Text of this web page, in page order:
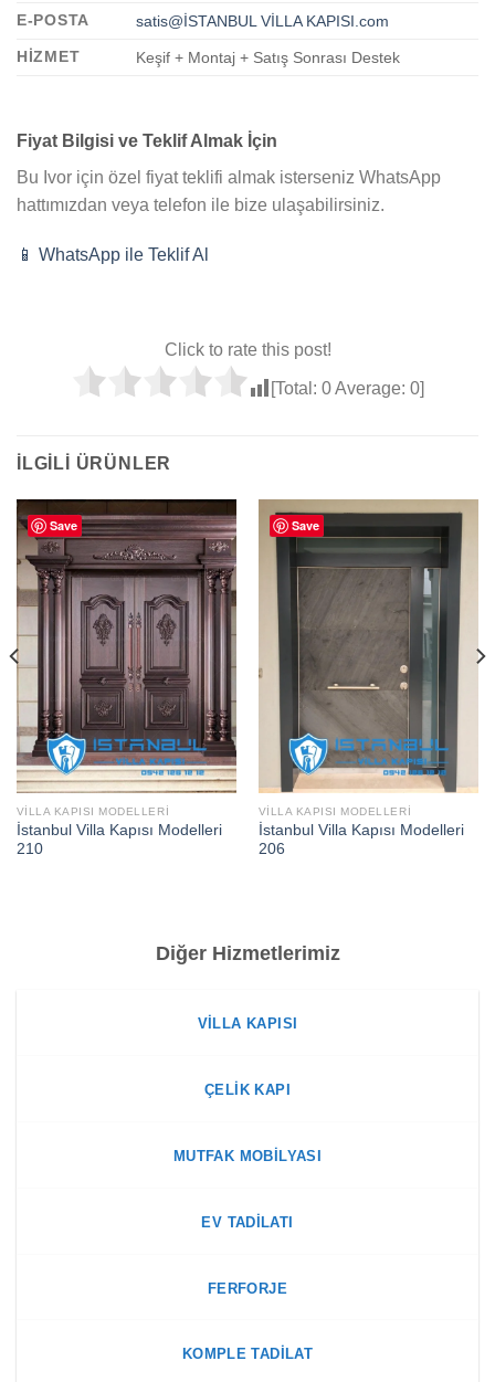
E-POSTA
satis@İSTANBUL VİLLA KAPISI.com
HIZMET
Keşif + Montaj + Satış Sonrası Destek
Fiyat Bilgisi ve Teklif Almak İçin
Bu Ivor için özel fiyat teklifi almak isterseniz WhatsApp
hattımızdan veya telefon ile bize ulaşabilirsiniz.
📱 WhatsApp ile Teklif Al
Click to rate this post!
[Total: 0Average: 0]
İLGILI ÜRÜNLER
Save
VILLA KAPISI MODELLERI
İstanbul Villa Kapısı Modelleri
210
Save
VILLA KAPISI MODELLERI
İstanbul Villa Kapısı Modelleri
206
Diğer Hizmetlerimiz
VILLA KAPISI
ÇELIK KAPI
MUTFAK MOBILYASI
EV TADILATI
FERFORJE
KOMPLE TADILAT